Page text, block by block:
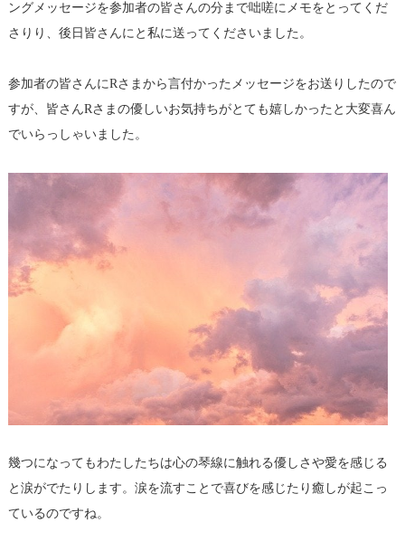
ングメッセージを参加者の皆さんの分まで咄嗟にメモをとってくだ
さりり、後日皆さんにと私に送ってくださいました。
参加者の皆さんにRさまから言付かったメッセージをお送りしたので
すが、皆さんRさまの優しいお気持ちがとても嬉しかったと大変喜ん
でいらっしゃいました。
幾つになってもわたしたちは心の琴線に触れる優しさや愛を感じる
と涙がでたりします。涙を流すことで喜びを感じたり癒しが起こっ
ているのですね。